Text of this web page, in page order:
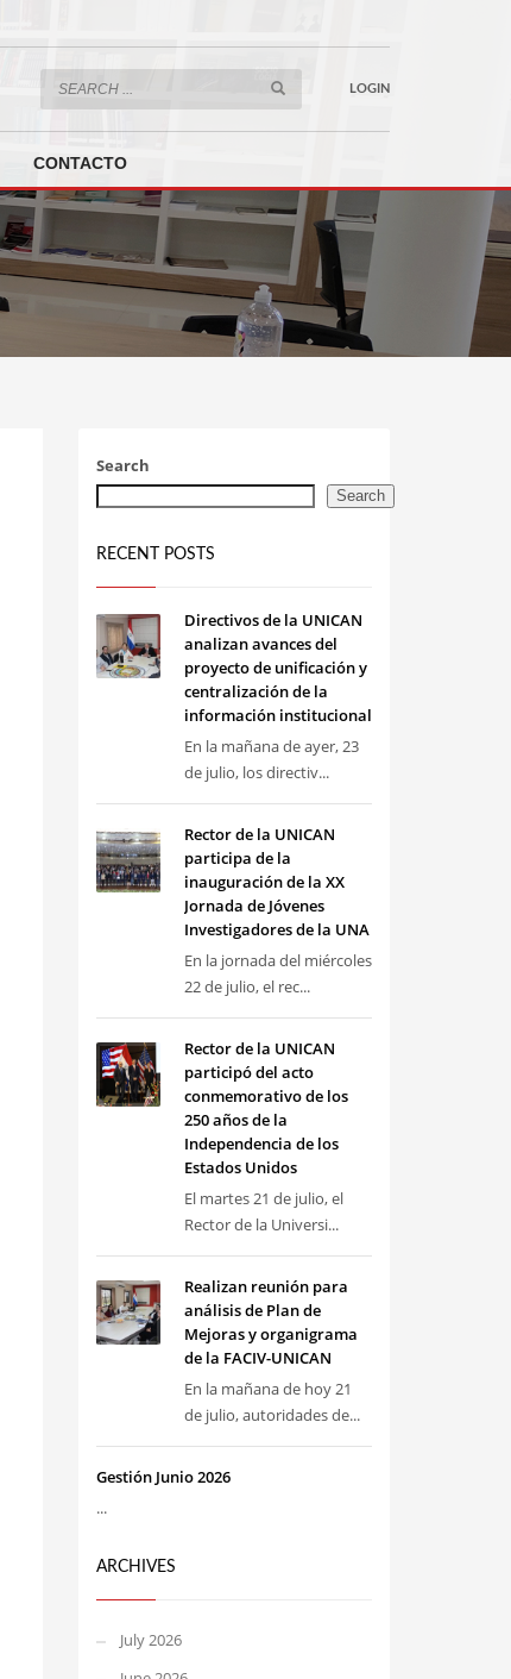
LOGIN
CONTACTO
Search
Search
RECENT POSTS
Directivos de la UNICAN
analizan avances del
proyecto de unificación y
centralización de la
información institucional
En la mañana de ayer, 23
de julio, los directiv...
Rector de la UNICAN
participa de la
inauguración de la XX
Jornada de Jóvenes
Investigadores de la UNA
En la jornada del miércoles
22 de julio, el rec...
Rector de la UNICAN
participó del acto
conmemorativo de los
250 años de la
Independencia de los
Estados Unidos
El martes 21 de julio, el
Rector de la Universi...
Realizan reunión para
análisis de Plan de
Mejoras y organigrama
de la FACIV-UNICAN
En la mañana de hoy 21
de julio, autoridades de...
Gestión Junio 2026
...
ARCHIVES
July 2026